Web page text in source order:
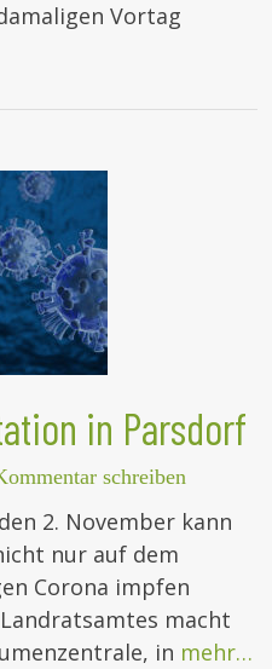
Vortag
in Parsdorf
schreiben
2. November kann
nur auf dem
Corona impfen
macht
in mehr…